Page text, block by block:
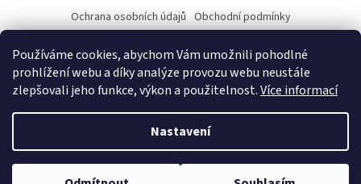
Používáme cookies, abychom Vám umožnili pohodlné
prohlížení webu a díky analýze provozu webu neustále
zlepšovali jeho funkce, výkon a použitelnost.Více informací
Nastavení
Ochrana osobních údajů Obchodní podmínky
Copyright 2026Fk-shop.cz. Všechna práva vyhrazena.Upravit